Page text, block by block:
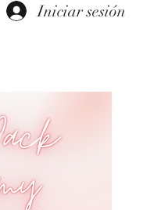
Iniciar sesión